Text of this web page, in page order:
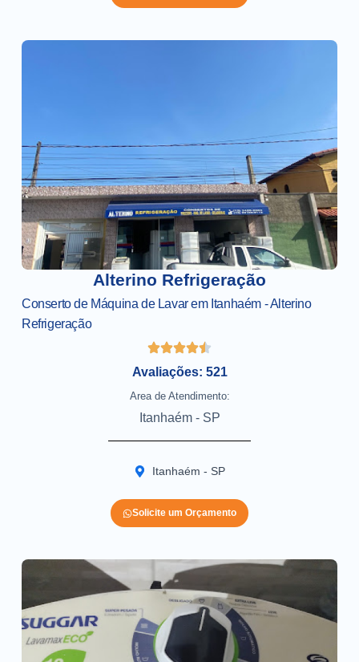
Alterino Refrigeração
Conserto de Máquina de Lavar em Itanhaém - Alterino
Refrigeração
Avaliações: 521
Area de Atendimento:
Itanhaém - SP
Itanhaém - SP
Solicite um Orçamento